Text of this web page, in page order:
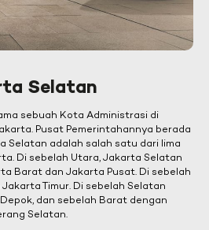
Selatan
sebuah Kota Administrasi di
Pusat Pemerintahannya berada
Selatan adalah salah satu dari lima
Di sebelah Utara, Jakarta Selatan
Barat dan Jakarta Pusat. Di sebelah
Timur. Di sebelah Selatan
dan sebelah Barat dengan
Selatan.